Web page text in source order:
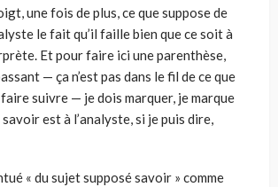
une fois de plus, ce que suppose de
le fait qu’il faille bien que ce soit à
Et pour faire ici une parenthèse,
— ça n’est pas dans le fil de ce que
faire suivre — je dois marquer, je marque
est à l’analyste, si je puis dire,
« du sujet supposé savoir » comme